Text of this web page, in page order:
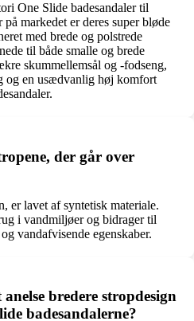
One Slide badesandaler til
markedet er deres super bløde
med brede og polstrede
til både smalle og brede
skummellemsål og -fodseng,
og en usædvanlig høj komfort
der går over
er lavet af syntetisk materiale.
i vandmiljøer og bidrager til
vandafvisende egenskaber.
bredere stropdesign
badesandalerne?